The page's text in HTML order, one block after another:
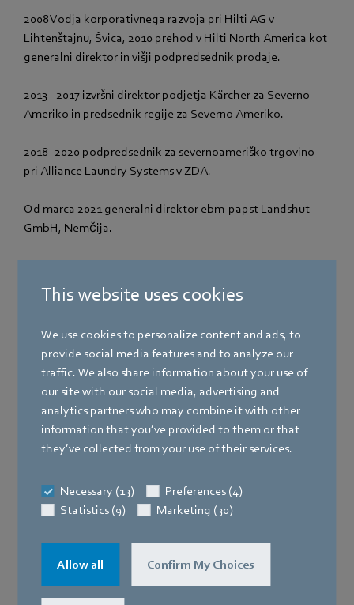
This website uses cookies
We use cookies to personalize content and ads, to
provide social media features and to analyze our
traffic. We also share information about your use of
our site with our social media, advertising and
analytics partners who may combine it with other
information that you’ve provided to them or that
they’ve collected from your use of their services.
Necessary (13)
Preferences (4)
Statistics (9)
Marketing (30)
Allow all Confirm My Choices
2008 Vodja korporativnega razvoja pri Hilti AG v
Lihtenštajnu, Švica, 2010 prehod v Hilti North America kot
generalni direktor in višji podpredsednik prodaje.
2013 - 2017 izvršni direktor podjetja Kärcher za Severno
Ameriko in predsednik regije za Severno Ameriko.
2018–2020 podpredsednik za severnoameriško trgovino
pri Alliance Laundry Systems v ZDA.
Od marca 2021 generalni direktor ebm-papst Landshut
GmbH, Nemčija.
ogrevanja.